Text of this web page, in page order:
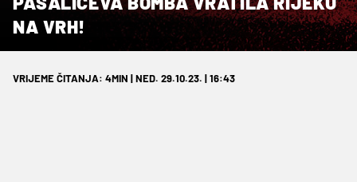
NA VRH!
VRIJEME ČITANJA: 4MIN | NED. 29.10.23. | 16:43